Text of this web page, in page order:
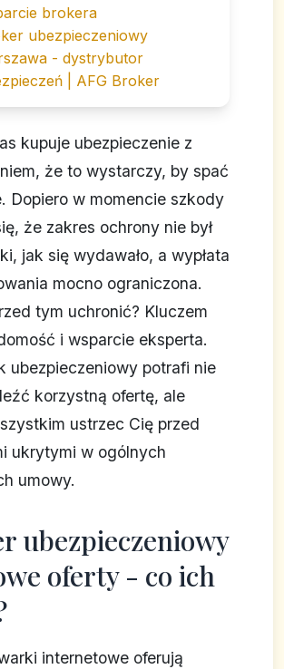
brokera
ubezpieczeniowy
- dystrybutor
| AFG Broker
kupuje ubezpieczenie z
że to wystarczy, by spać
Dopiero w momencie szkody
że zakres ochrony nie był
jak się wydawało, a wypłata
mocno ograniczona.
tym uchronić? Kluczem
i wsparcie eksperta.
ubezpieczeniowy potrafi nie
korzystną ofertę, ale
ustrzec Cię przed
ukrytymi w ogólnych
umowy.
ubezpieczeniowy
oferty - co ich
internetowe oferują